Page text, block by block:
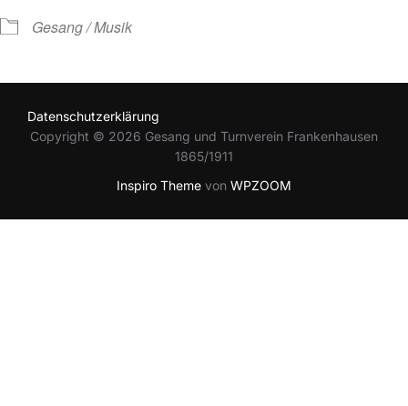
Gesang / Musik
Datenschutzerklärung
Copyright © 2026 Gesang und Turnverein Frankenhausen
1865/1911
Inspiro Theme von WPZOOM